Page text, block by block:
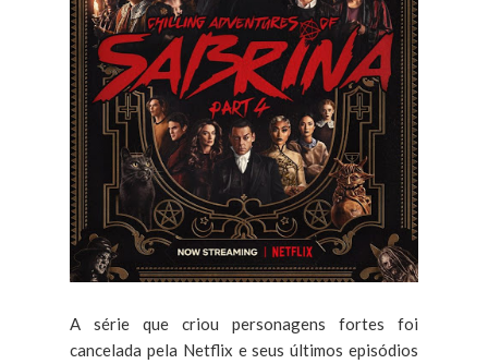
A série que criou personagens fortes foi
cancelada pela Netflix e seus últimos episódios